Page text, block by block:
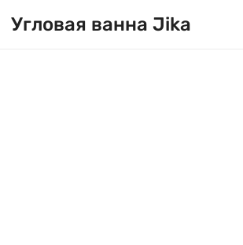
Угловая ванна Jika